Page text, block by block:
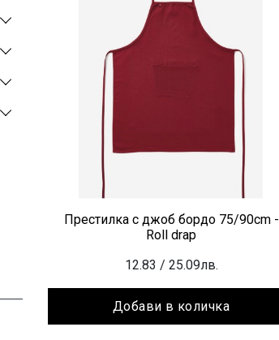
Престилка с джоб бордо 75/90cm -
Roll drap
12.83 / 25.09лв.
Добави в количка